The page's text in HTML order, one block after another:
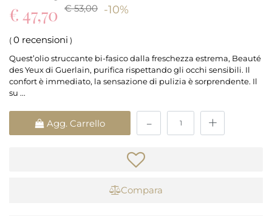
€ 53,00 -10%
€ 47,70
( 0 recensioni )
Quest’olio struccante bi-fasico dalla freschezza estrema, Beauté
des Yeux di Guerlain, purifica rispettando gli occhi sensibili. Il
confort è immediato, la sensazione di pulizia è sorprendente. Il
su ...
Agg. Carrello
Compara